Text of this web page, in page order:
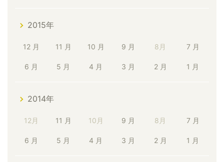
2015年
12 月 11 月 10 月 9 月 8月 7 月
6 月 5 月 4 月 3 月 2 月 1 月
2014年
12月 11 月 10月 9 月 8月 7 月
6 月 5 月 4 月 3 月 2 月 1 月